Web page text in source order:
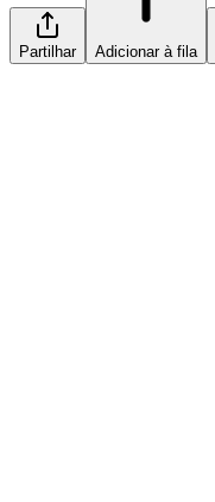
Partilhar Adicionar à fila